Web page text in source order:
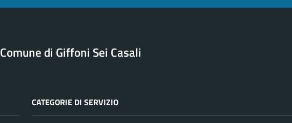
Comune di Giffoni Sei Casali
CATEGORIE DI SERVIZIO